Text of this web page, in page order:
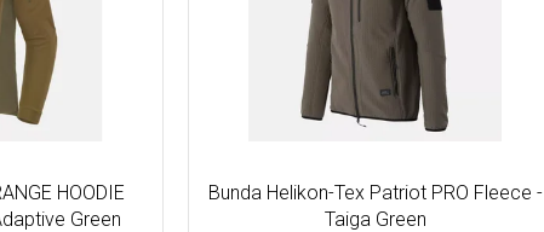
HOODIE
Green
Bunda Helikon-Tex Patriot PRO Fleece -
Taiga Green